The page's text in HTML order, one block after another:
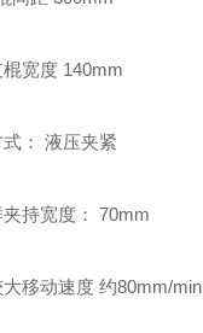
宽度 140mm
： 液压夹紧
持宽度： 70mm
移动速度 约80mm/min